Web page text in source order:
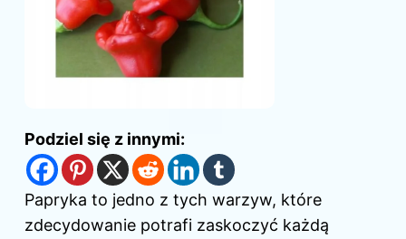
Podziel się z innymi:
Papryka to jedno z tych warzyw, które
zdecydowanie potrafi zaskoczyć każdą